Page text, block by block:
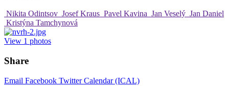
Nikita Odintsov Josef Kraus Pavel Kavina Jan Veselý Jan Daniel
Kristýna Tamchynová
View 1 photos
Share
Email Facebook TwitterCalendar (ICAL)